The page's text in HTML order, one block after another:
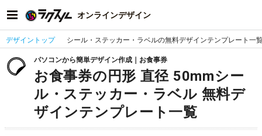
オンラインデザイン
デザイントップ シール・ステッカー・ラベルの無料デザインテンプレート一
パソコンから簡単デザイン作成｜お食事券
お食事券の円形 直径 50mmシー
ル・ステッカー・ラベル 無料デ
ザインテンプレート一覧